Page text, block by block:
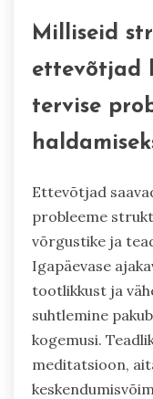
Milliseid
ettevõtjad
tervise
Ettevõtjad
probleeme
võrgustike ja
Igapäevase
tootlikkust ja
suhtlemine
kogemusi.
meditatsioon,